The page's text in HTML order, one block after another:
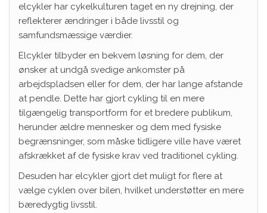
elcykler har cykelkulturen taget en ny drejning, der
reflekterer ændringer i både livsstil og
samfundsmæssige værdier.
Elcykler tilbyder en bekvem løsning for dem, der
ønsker at undgå svedige ankomster på
arbejdspladsen eller for dem, der har lange afstande
at pendle. Dette har gjort cykling til en mere
tilgængelig transportform for et bredere publikum,
herunder ældre mennesker og dem med fysiske
begrænsninger, som måske tidligere ville have været
afskrækket af de fysiske krav ved traditionel cykling.
Desuden har elcykler gjort det muligt for flere at
vælge cyklen over bilen, hvilket understøtter en mere
bæredygtig livsstil.